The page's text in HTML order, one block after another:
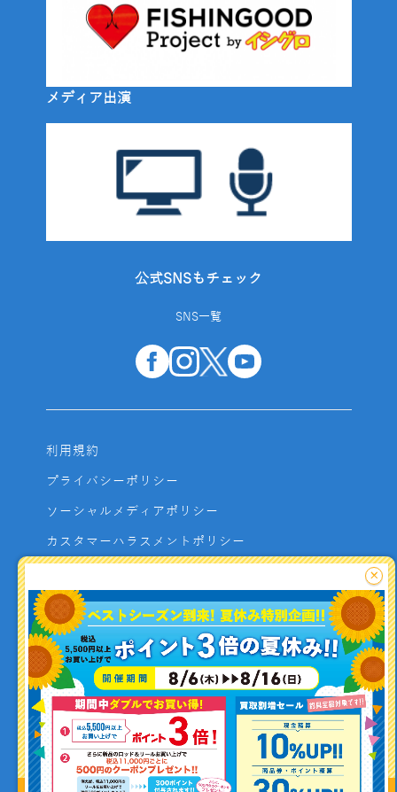
釣り情報を
投稿する
メディア出演
公式SNSもチェック
SNS一覧
利用規約
プライバシーポリシー
ソーシャルメディアポリシー
カスタマーハラスメントポリシー
よくあるご質問
お問い合わせ
利用者資金の保全方法
×